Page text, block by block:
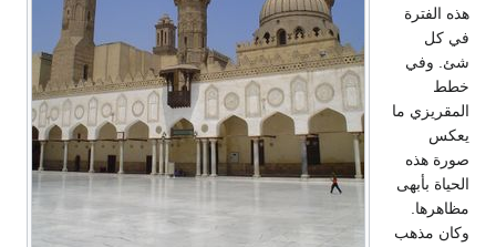
هذه الفترة
في كل
شئ. وفي
خطط
المقريزي ما
يعكس
صورة هذه
الحياة بأبهى
مظاهرها.
وكان مذهب